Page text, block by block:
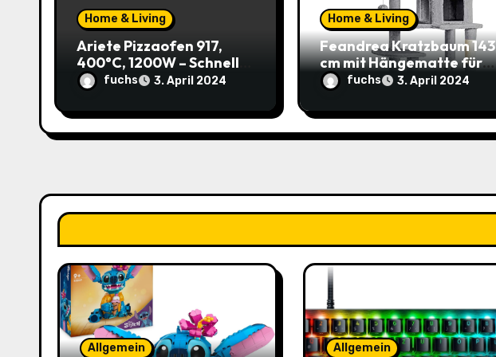
n
Home & Living
Ariete Pizzaofen 917,
400°C, 1200W – Schnell
und einfach zu Hause
genießen! (Prime)
fuchs 3. April 2024
Home & Living
Feandrea Kratzbaum 143
cm mit Hängematte für
37,59€ statt 46,99€ –
Katzenspaß zum
Sparpreis!
fuchs 3. April 2024
Allgemein Allgemein